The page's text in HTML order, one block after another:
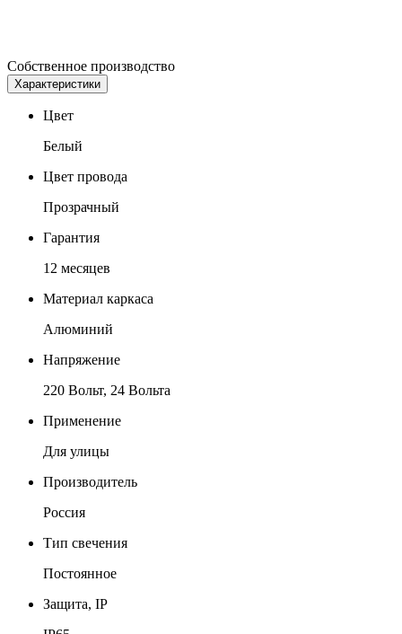
Собственное производство
Характеристики
Цвет
Белый
Цвет провода
Прозрачный
Гарантия
12 месяцев
Материал каркаса
Алюминий
Напряжение
220 Вольт, 24 Вольта
Применение
Для улицы
Производитель
Россия
Тип свечения
Постоянное
Защита, IP